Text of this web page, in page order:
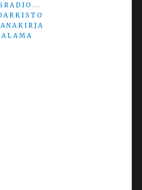
R A D I O . . .
A R K I S T O
N A K I R J A
A L A M A